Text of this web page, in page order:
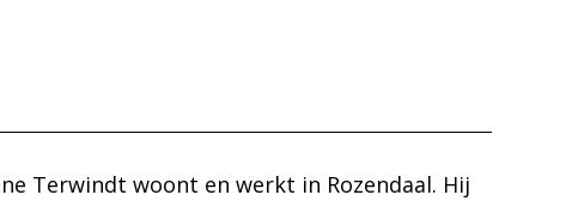
Terwindt woont en werkt in Rozendaal. Hij